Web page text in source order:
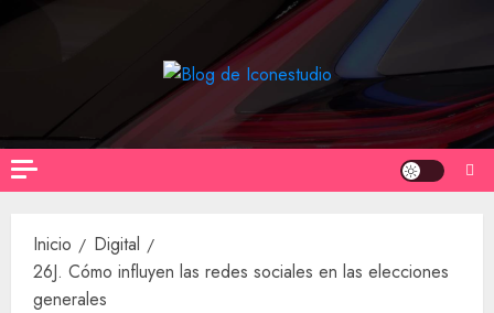
Inicio
Digital
26J. Cómo influyen las redes sociales en las elecciones
generales